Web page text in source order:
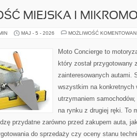
MIEJSKA I
MAJ - 5 - 2026 MOŻLIWOŚĆ
Moto Concierge to
który został przygotowany
zainteresowanych autami.
wszystkim na konkretnych
utrzymaniem
na rynku z drugiej ręki. To
przydatne zarówno przed zakupem auta,
do sprzedaży czy oceny stanu